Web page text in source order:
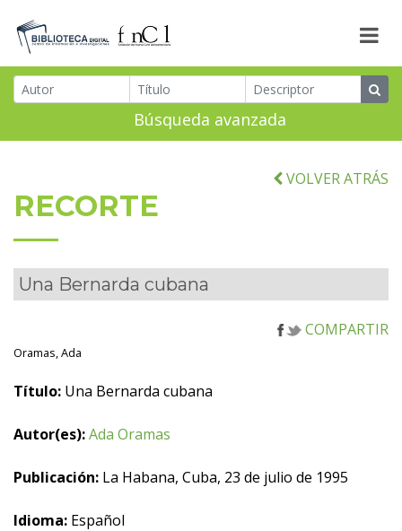
Búsqueda avanzada
VOLVER ATRÁS
RECORTE
Una Bernarda cubana
COMPARTIR
Oramas, Ada
Título: Una Bernarda cubana
Autor(es):Ada Oramas
Publicación: La Habana, Cuba, 23 de julio de 1995
Idioma: Español